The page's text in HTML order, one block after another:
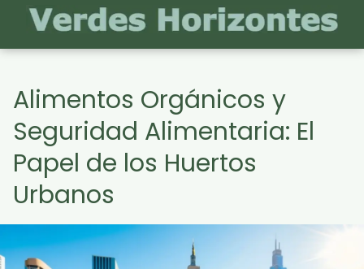
Alimentos Orgánicos y
Seguridad Alimentaria: El
Papel de los Huertos
Urbanos